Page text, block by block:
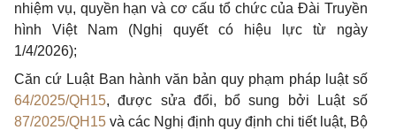
nhiệm vụ, quyền hạn và cơ cấu tổ chức của Đài Truyền
hình Việt Nam (Nghị quyết có hiệu lực từ ngày
1/4/2026);
Căn cứ Luật Ban hành văn bản quy phạm pháp luật số
64/2025/QH15, được sửa đổi, bổ sung bởi Luật số
87/2025/QH15 và các Nghị định quy định chi tiết luật, Bộ